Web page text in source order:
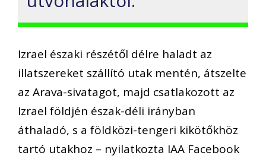
Izrael északi részétől délre haladt az
illatszereket szállító utak mentén, átszelte
az Arava-sivatagot, majd csatlakozott az
Izrael földjén észak-déli irányban
áthaladó, s a földközi-tengeri kikötőkhöz
tartó utakhoz – nyilatkozta IAA Facebook